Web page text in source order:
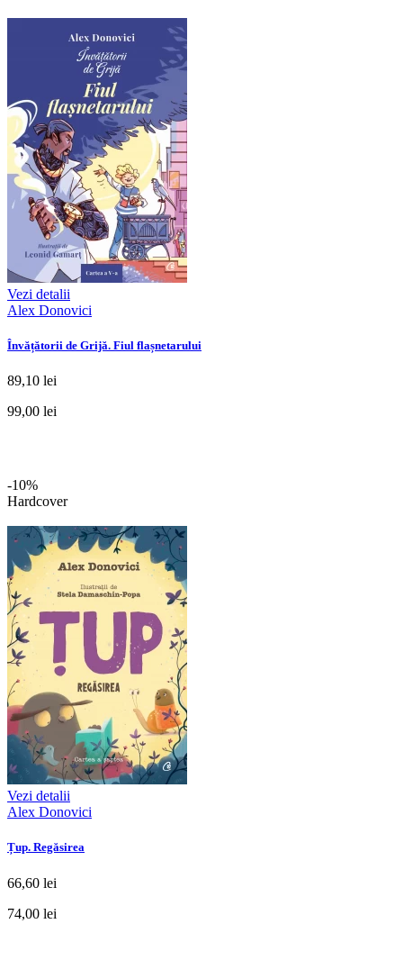
Vezi detalii
Alex Donovici
Învățătorii de Grijă. Fiul flașnetarului
89,10 lei
99,00 lei
-10%
Hardcover
Vezi detalii
Alex Donovici
Țup. Regăsirea
66,60 lei
74,00 lei